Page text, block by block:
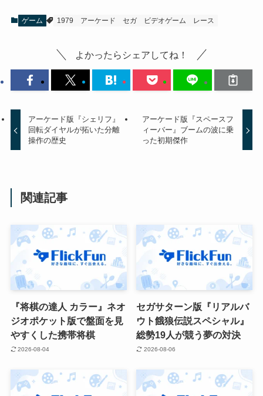
ゲーム 1979 アーケード セガ ビデオゲーム レース
よかったらシェアしてね！
アーケード版『シェリフ』
回転ダイヤルが拓いた分離
操作の歴史
アーケード版『スペースフ
ィーバー』ブームの波に乗
った初期傑作
関連記事
『将棋の達人 カラー』ネオ
ジオポケット版で盤面を見
やすくした携帯将棋
2026-08-04
セガサターン版『リアルバ
ウト餓狼伝説スペシャル』
総勢19人が競う夢の対決
2026-08-06